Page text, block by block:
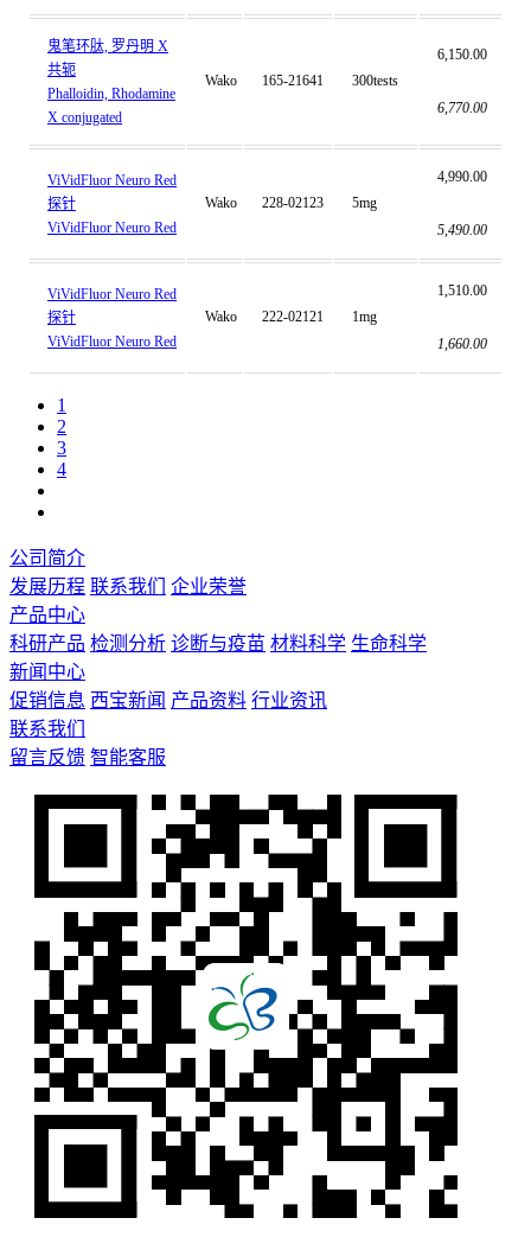
鬼笔环肽, 罗丹明 X
共轭
Phalloidin, Rhodamine
X conjugated
Wako 165-21641 300tests
6,150.00
6,770.00
ViVidFluor Neuro Red
探针
ViVidFluor Neuro Red
Wako 228-02123 5mg
4,990.00
5,490.00
ViVidFluor Neuro Red
探针
ViVidFluor Neuro Red
Wako 222-02121 1mg
1,510.00
1,660.00
1
2
3
4
公司简介
发展历程 联系我们
企业荣誉
产品中心
科研产品 检测分析 诊断与疫苗 材料科学 生命科学
新闻中心
促销信息 西宝新闻 产品资料 行业资讯
联系我们
留言反馈 智能客服